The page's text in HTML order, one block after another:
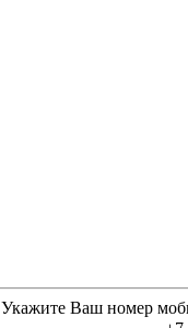
Укажите Ваш номер